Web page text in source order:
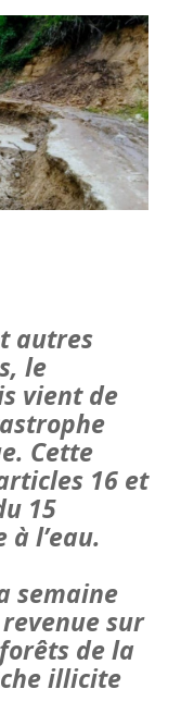
autres
le
vient de
Cette
16 et
15
l’eau.
semaine
sur
de la
illicite